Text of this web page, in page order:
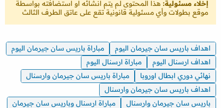
إخلاء مسئولية: هذا المحتوى لم يتم انشائه او استضافته بواسطة
موقع بطولات وأي مسئولية قانونية تقع على عاتق الطرف الثالث
اهداف باريس سان جيرمان اليوم
مباراة باريس سان جيرمان اليوم
اهداف ارسنال اليوم
مباراة ارسنال اليوم
نهائي دوري ابطال اوروبا
مباراة باريس سان جيرمان وارسنال
اهداف باريس سان جيرمان وارسنال
باريس سان جيرمان وارسنال
مباراة ارسنال وباريس سان جيرمان